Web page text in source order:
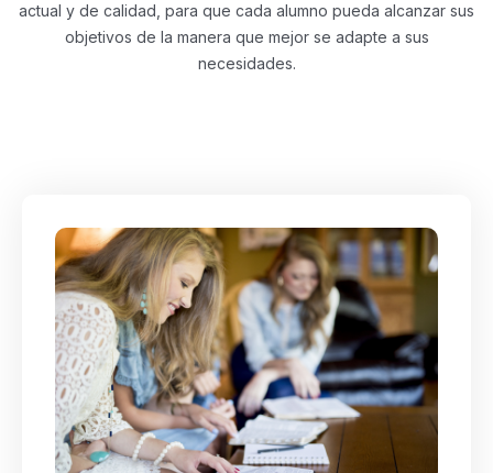
actual y de calidad, para que cada alumno pueda alcanzar sus
objetivos de la manera que mejor se adapte a sus
necesidades.